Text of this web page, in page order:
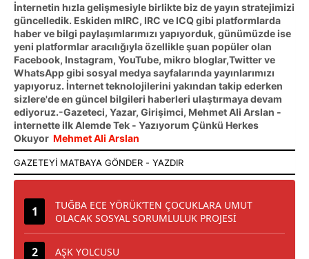
İnternetin hızla gelişmesiyle birlikte biz de yayın stratejimizi
güncelledik. Eskiden mIRC, IRC ve ICQ gibi platformlarda
haber ve bilgi paylaşımlarımızı yapıyorduk, günümüzde ise
yeni platformlar aracılığıyla özellikle şuan popüler olan
Facebook, Instagram, YouTube, mikro bloglar,Twitter ve
WhatsApp gibi sosyal medya sayfalarında yayınlarımızı
yapıyoruz. İnternet teknolojilerini yakından takip ederken
sizlere'de en güncel bilgileri haberleri ulaştırmaya devam
ediyoruz.-Gazeteci, Yazar, Girişimci, Mehmet Ali Arslan -
internette ilk Alemde Tek - Yazıyorum Çünkü Herkes
Okuyor Mehmet Ali Arslan
TUĞBA ECE YÖRÜK’TEN ÇOCUKLARA UMUT
OLACAK SOSYAL SORUMLULUK PROJESİ
AŞK YOLCUSU